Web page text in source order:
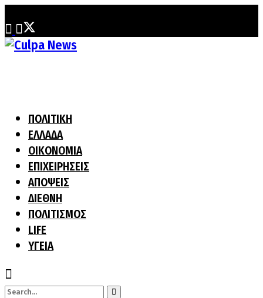
ΠΟΛΙΤΙΚΗ
ΕΛΛΑΔΑ
ΟΙΚΟΝΟΜΙΑ
ΕΠΙΧΕΙΡΗΣΕΙΣ
ΑΠΟΨΕΙΣ
ΔΙΕΘΝΗ
ΠΟΛΙΤΙΣΜΟΣ
LIFE
ΥΓΕΙΑ